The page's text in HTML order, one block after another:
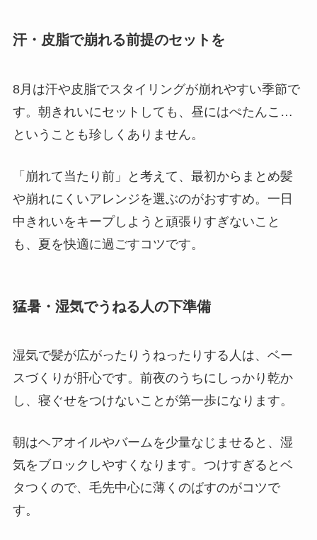
汗・皮脂で崩れる前提のセットを
8月は汗や皮脂でスタイリングが崩れやすい季節で
す。朝きれいにセットしても、昼にはぺたんこ…
ということも珍しくありません。
「崩れて当たり前」と考えて、最初からまとめ髪
や崩れにくいアレンジを選ぶのがおすすめ。一日
中きれいをキープしようと頑張りすぎないこと
も、夏を快適に過ごすコツです。
猛暑・湿気でうねる人の下準備
湿気で髪が広がったりうねったりする人は、ベー
スづくりが肝心です。前夜のうちにしっかり乾か
し、寝ぐせをつけないことが第一歩になります。
朝はヘアオイルやバームを少量なじませると、湿
気をブロックしやすくなります。つけすぎるとベ
タつくので、毛先中心に薄くのばすのがコツで
す。